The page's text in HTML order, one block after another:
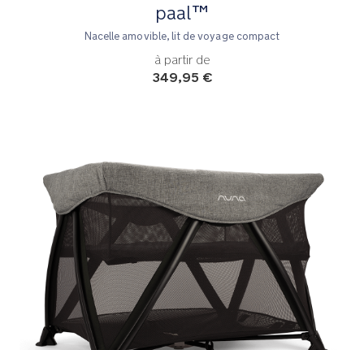
paal™
Nacelle amovible, lit de voyage compact
à partir de
349,95 €